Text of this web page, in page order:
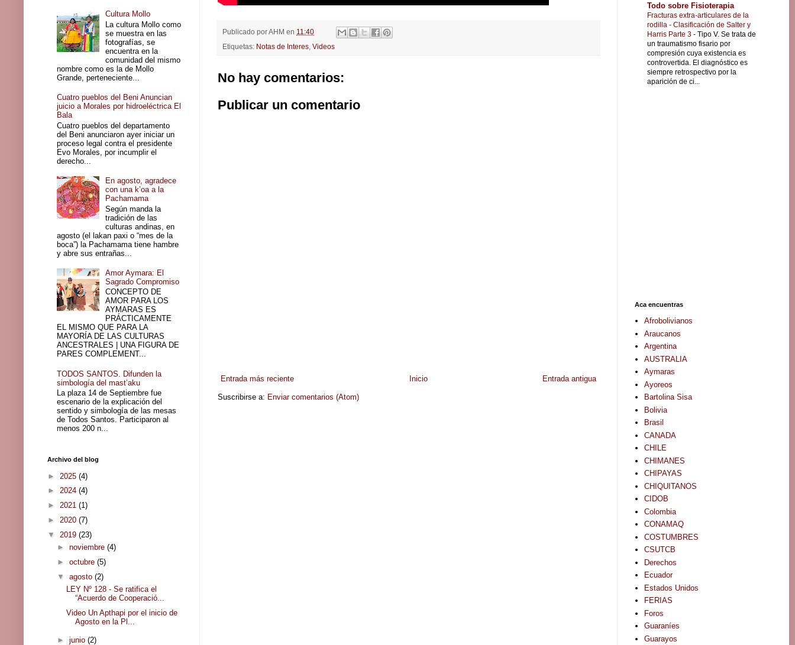
Publicado porAHM en 11:40
Etiquetas: Notas de Interes Videos
No hay comentarios:
Publicar un comentario
Entrada más reciente Entrada antigua
Inicio
Suscribirse a: Enviar comentarios (Atom)
Cultura Mollo
La cultura Mollo como
se muestra en las
fotografías, se
encuentra en la
comunidad del mismo
nombre como es la de Mollo
Grande, perteneciente...
Cuatro pueblos del Beni Anuncian
juicio a Morales por hidroeléctrica El
Bala
Cuatro pueblos del departamento
del Beni anunciaron ayer iniciar un
proceso legal contra el presidente
Evo Morales, por incumplir el
derecho...
En agosto, agradece
con una k’oa a la
Pachamama
Según manda la
tradición de las
culturas andinas, en
agosto (el lakan paxi o “mes de la
boca”) la Pachamama tiene hambre
y abre sus entrañas...
Amor Aymara: El
Sagrado Compromiso
CONCEPTO DE
AMOR PARA LOS
AYMARAS ES
PRÁCTICAMENTE
EL MISMO QUE PARA LA
MAYORÍA DE LAS CULTURAS
ANCESTRALES | UNA FIGURA DE
PARES COMPLEMENT...
TODOS SANTOS. Difunden la
simbología del mast’aku
La plaza 14 de Septiembre fue
escenario de la explicación del
sentido y simbología de las mesas
de Todos Santos. Participaron al
menos 200 n...
Archivo del blog
► 2025 (4)
► 2024 (4)
► 2021 (1)
► 2020 (7)
▼ 2019 (23)
► noviembre (4)
► octubre (5)
▼ agosto (2)
LEY Nº 128 - Se ratifica el
“Acuerdo de Cooperació...
Video Un Apthapi por el inicio de
Agosto en la Pl...
► junio (2)
Todo sobre Fisioterapia
Fracturas extra-articulares de la
rodilla - Clasificación de Salter y
Harris Parte 3 - Tipo V. Se trata de
un traumatismo fisario por
compresión cuya existencia es
controvertida. El diagnóstico es
siempre retrospectivo por la
aparición de ci...
Aca encuentras
Afrobolivianos
Araucanos
Argentina
AUSTRALIA
Aymaras
Ayoreos
Bartolina Sisa
Bolivia
Brasil
CANADA
CHILE
CHIMANES
CHIPAYAS
CHIQUITANOS
CIDOB
Colombia
CONAMAQ
COSTUMBRES
CSUTCB
Derechos
Ecuador
Estados Unidos
FERIAS
Foros
Guaraníes
Guarayos